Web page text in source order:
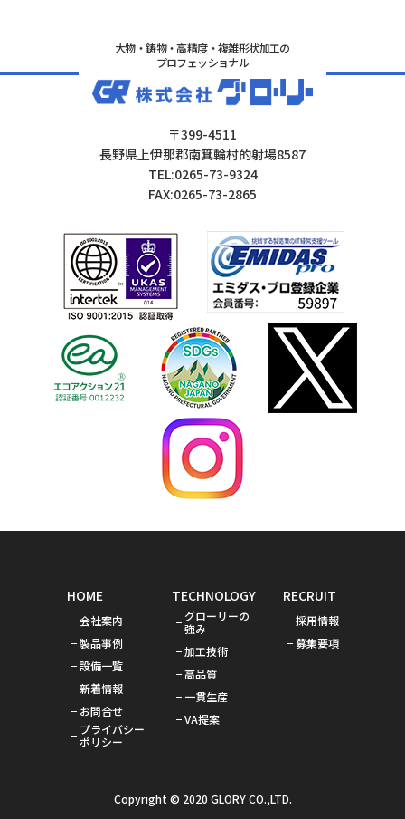
大物・鋳物・高精度・複雑形状加工の
プロフェッショナル
〒399-4511
長野県上伊那郡南箕輪村的射場8587
TEL:0265-73-9324
FAX:0265-73-2865
HOME
会社案内
製品事例
設備一覧
新着情報
お問合せ
プライバシー
ポリシー
TECHNOLOGY
グローリーの
強み
加工技術
高品質
一貫生産
VA提案
RECRUIT
採用情報
募集要項
Copyright © 2020 GLORY CO.,LTD.